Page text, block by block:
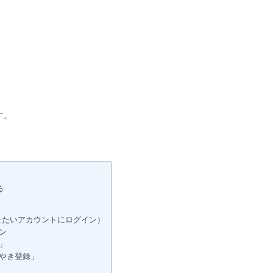
いアカウントにログイン）
き登録」